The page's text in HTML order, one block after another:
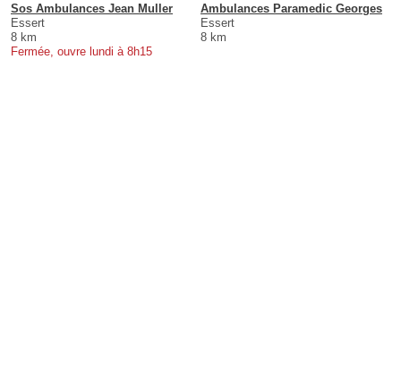
Sos Ambulances Jean Muller
Essert
8 km
Fermée, ouvre lundi à 8h15
Ambulances Paramedic Georges
Essert
8 km